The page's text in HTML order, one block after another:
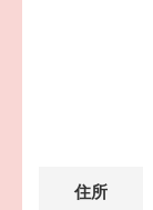
住所